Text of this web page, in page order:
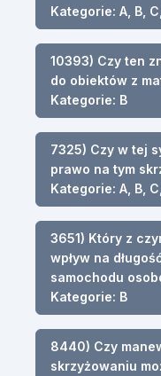
Kategorie: A, B, C,
10393) Czy ten
do obiektów z
Kategorie: B
7325) Czy w tej
prawo na tym
Kategorie: A, B, C,
3651) Który z
wpływ na
samochodu
Kategorie: B
8440) Czy
skrzyżowaniu